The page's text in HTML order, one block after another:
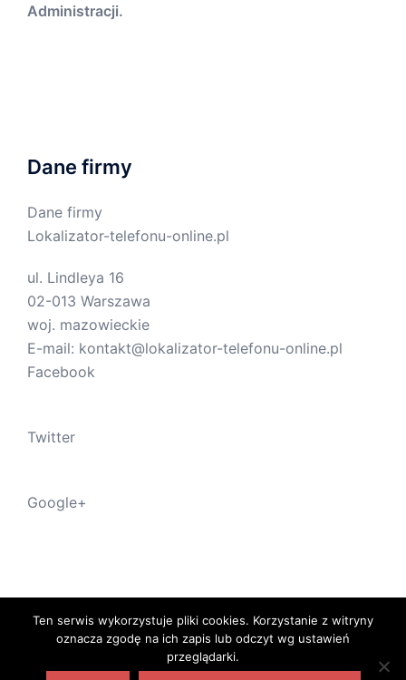
Administracji.
Dane firmy
Dane firmy
Lokalizator-telefonu-online.pl
ul. Lindleya 16
02-013 Warszawa
woj. mazowieckie
E-mail: kontakt@lokalizator-telefonu-online.pl
Facebook
Twitter
Google+
Ten serwis wykorzystuje pliki cookies. Korzystanie z witryny
oznacza zgodę na ich zapis lub odczyt wg ustawień
przeglądarki.